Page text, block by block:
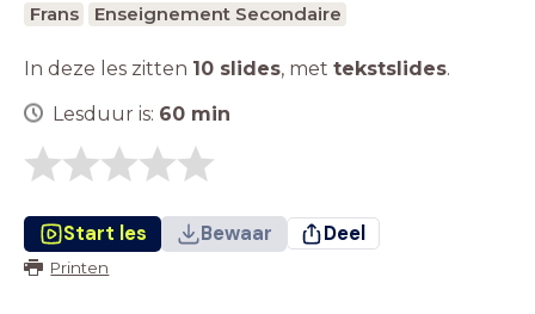
Frans Enseignement Secondaire
In deze les zitten 10 slides, met tekstslides.
Lesduur is: 60 min
Start les Bewaar Deel
Printen